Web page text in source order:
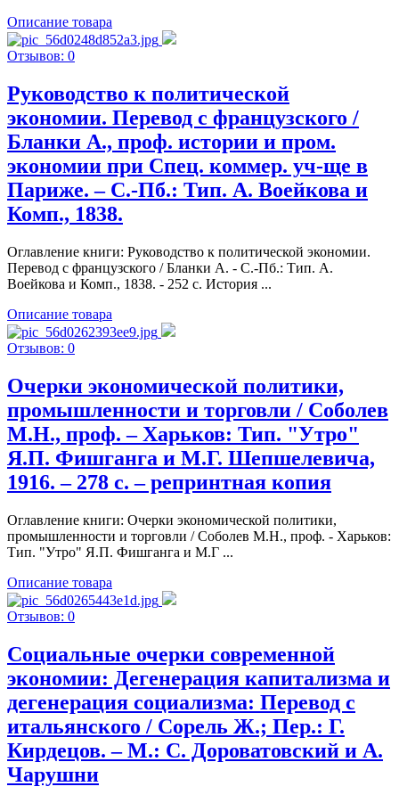
Описание товара
Отзывов: 0
Руководство к политической
экономии. Перевод с французского /
Бланки А., проф. истории и пром.
экономии при Спец. коммер. уч-ще в
Париже. – С.-Пб.: Тип. А. Воейкова и
Комп., 1838.
Оглавление книги: Руководство к политической экономии.
Перевод с французского / Бланки А. - С.-Пб.: Тип. А.
Воейкова и Комп., 1838. - 252 c. История ...
Описание товара
Отзывов: 0
Очерки экономической политики,
промышленности и торговли / Соболев
М.Н., проф. – Харьков: Тип. "Утро"
Я.П. Фишганга и М.Г. Шепшелевича,
1916. – 278 c. – репринтная копия
Оглавление книги: Очерки экономической политики,
промышленности и торговли / Соболев М.Н., проф. - Харьков:
Тип. "Утро" Я.П. Фишганга и М.Г ...
Описание товара
Отзывов: 0
Социальные очерки современной
экономии: Дегенерация капитализма и
дегенерация социализма: Перевод с
итальянского / Сорель Ж.; Пер.: Г.
Кирдецов. – М.: С. Дороватовский и А.
Чарушни